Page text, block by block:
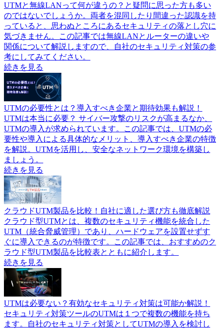
UTMと無線LANって何が違うの？と疑問に思った方も多い
のではないでしょうか。両者を混同したり間違った認識を持
っていると、思わぬところにあるセキュリティの落とし穴に
気づきません。この記事では無線LANとルーターの違いや
関係について解説しますので、自社のセキュリティ対策の参
考にしてみてください。
続きを見る
UTMの必要性とは？導入すべき企業と期待効果も解説！
UTMは本当に必要？ サイバー攻撃のリスクが高まるなか、
UTMの導入が求められています。この記事では、UTMの必
要性や導入による具体的なメリット、導入すべき企業の特徴
を解説。UTMを活用し、安全なネットワーク環境を構築し
ましょう。
続きを見る
クラウドUTM製品を比較！自社に適した選び方も徹底解説
クラウド型UTMとは、複数のセキュリティ機能を統合した
UTM（統合脅威管理）であり、ハードウェアを設置せずす
ぐに導入できるのが特徴です。この記事では、おすすめのク
ラウド型UTM製品を比較表とともに紹介します。
続きを見る
UTMは必要ない？有効なセキュリティ対策は可能か解説！
セキュリティ対策ツールのUTMは１つで複数の機能を持ち
ます。自社のセキュリティ対策としてUTMの導入を検討し